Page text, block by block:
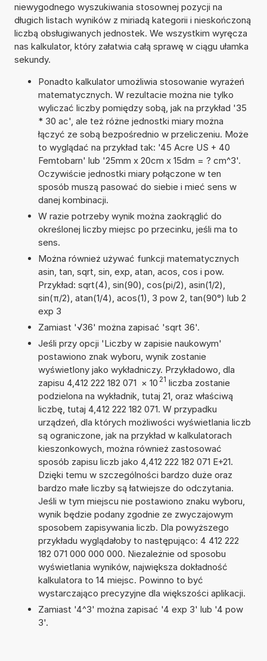
niewygodnego wyszukiwania stosownej pozycji na
długich listach wyników z miriadą kategorii i nieskończoną
liczbą obsługiwanych jednostek. We wszystkim wyręcza
nas kalkulator, który załatwia całą sprawę w ciągu ułamka
sekundy.
Ponadto kalkulator umożliwia stosowanie wyrażeń
matematycznych. W rezultacie można nie tylko
wyliczać liczby pomiędzy sobą, jak na przykład '35
* 30 ac', ale też różne jednostki miary można
łączyć ze sobą bezpośrednio w przeliczeniu. Może
to wyglądać na przykład tak: '45 Acre US + 40
Femtobarn' lub '25mm x 20cm x 15dm = ? cm^3'.
Oczywiście jednostki miary połączone w ten
sposób muszą pasować do siebie i mieć sens w
danej kombinacji.
W razie potrzeby wynik można zaokrąglić do
określonej liczby miejsc po przecinku, jeśli ma to
sens.
Można również używać funkcji matematycznych
asin, tan, sqrt, sin, exp, atan, acos, cos i pow.
Przykład: sqrt(4), sin(90), cos(pi/2), asin(1/2),
sin(π/2), atan(1/4), acos(1), 3 pow 2, tan(90°) lub 2
exp 3
Zamiast '√36' można zapisać 'sqrt 36'.
Jeśli przy opcji 'Liczby w zapisie naukowym'
postawiono znak wyboru, wynik zostanie
wyświetlony jako wykładniczy. Przykładowo, dla
zapisu 4,412 222 182 071 × 10 21 liczba zostanie
podzielona na wykładnik, tutaj 21, oraz właściwą
liczbę, tutaj 4,412 222 182 071. W przypadku
urządzeń, dla których możliwości wyświetlania liczb
są ograniczone, jak na przykład w kalkulatorach
kieszonkowych, można również zastosować
sposób zapisu liczb jako 4,412 222 182 071 E+21.
Dzięki temu w szczególności bardzo duże oraz
bardzo małe liczby są łatwiejsze do odczytania.
Jeśli w tym miejscu nie postawiono znaku wyboru,
wynik będzie podany zgodnie ze zwyczajowym
sposobem zapisywania liczb. Dla powyższego
przykładu wyglądałoby to następująco: 4 412 222
182 071 000 000 000. Niezależnie od sposobu
wyświetlania wyników, największa dokładność
kalkulatora to 14 miejsc. Powinno to być
wystarczająco precyzyjne dla większości aplikacji.
Zamiast '4^3' można zapisać '4 exp 3' lub '4 pow
3'.